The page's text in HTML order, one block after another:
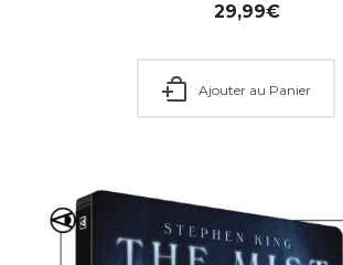
29,99€
Ajouter au Panier